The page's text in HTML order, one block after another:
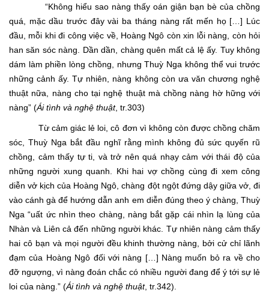
“Không hiểu sao nàng thấy oán giận bạn bè của chồng
quá, mặc dầu trước đây vài ba tháng nàng rất mến họ […] Lúc
đầu, mỗi khi đi công việc về, Hoàng Ngô còn xin lỗi nàng, còn hỏi
han săn sóc nàng. Dần dần, chàng quên mất cả lệ ấy. Tuy không
dám làm phiền lòng chồng, nhưng Thuỳ Nga không thể vui trước
những cảnh ấy. Tự nhiên, nàng không còn ưa văn chương nghệ
thuật nữa, nàng cho tại nghệ thuật mà chồng nàng hờ hững với
nàng” (Ái tình và nghệ thuật, tr.303)
Từ cảm giác lẻ loi, cô đơn vì không còn được chồng chăm
sóc, Thuỳ Nga bắt đầu nghĩ rằng mình không đủ sức quyến rũ
chồng, cảm thấy tự ti, và trở nên quá nhạy cảm với thái độ của
những người xung quanh. Khi hai vợ chồng cùng đi xem công
diễn vở kịch của Hoàng Ngô, chàng đột ngột đứng dậy giữa vở, đi
vào cánh gà để hướng dẫn anh em diễn đúng theo ý chàng, Thuỳ
Nga “uất ức nhìn theo chàng, nàng bắt gặp cái nhìn lạ lùng của
Nhàn và Liên cả đến những người khác. Tự nhiên nàng cảm thấy
hai cô bạn và mọi người đều khinh thường nàng, bởi cử chỉ lãnh
đạm của Hoàng Ngô đối với nàng […] Nàng muốn bỏ ra về cho
đỡ ngượng, vì nàng đoán chắc có nhiều người đang để ý tới sự lẻ
loi của nàng.” (Ái tình và nghệ thuật, tr.342).